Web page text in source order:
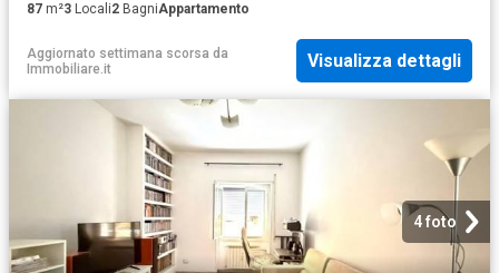
87 m²3 Locali2 BagniAppartamento
Aggiornato settimana scorsa da
Immobiliare.it
Visualizza dettagli
4 foto